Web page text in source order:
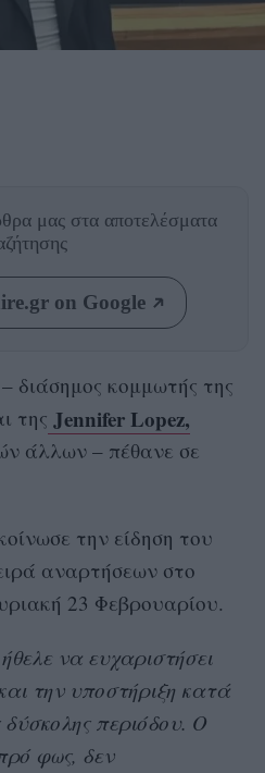
μας στα αποτελέσματα
on Google
– διάσημος κομμωτής της
της Jennifer Lopez,
άλλων – πέθανε σε
την είδηση του
αναρτήσεων στο
23 Φεβρουαρίου.
να ευχαριστήσει
την υποστήριξη κατά
δύσκολης περιόδου. Ο
φως, δεν